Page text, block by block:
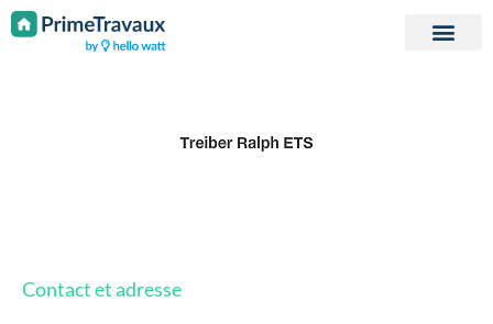
Passer au contenu
Contact et adresse